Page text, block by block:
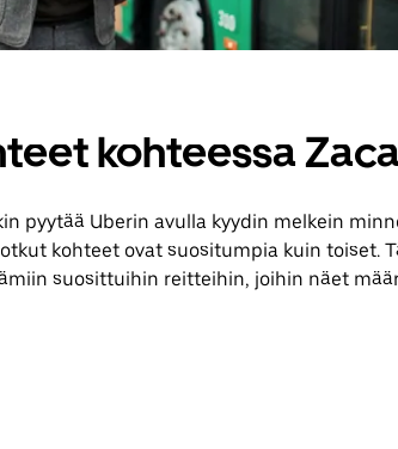
kohteessa
pyytää Uberin avulla kyydin melkein
kohteet ovat suositumpia kuin toiset.
suosittuihin reitteihin, joihin näet